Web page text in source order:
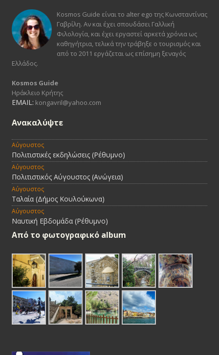
Kosmos Guide είναι το alter ego της Κωνσταντίνας
Γαβρίλη. Αν και έχει σπουδάσει Γαλλική
Φιλολογία, και έχει εργαστεί αρκετά χρόνια ως
καθηγήτρια, τελικά την τράβηξε ο τουρισμός και
από το 2011 εργάζεται ως επίσημη ξεναγός
Ελλάδος.
Kosmos Guide
Ηράκλειο Κρήτης
EMAIL: kongavril@yahoo.com
Ανακαλύψτε
Αύγουστος
Πολιτιστικές εκδηλώσεις (Ρέθυμνο)
Αύγουστος
Πολιτιστικός Αύγουστος (Ανώγεια)
Αύγουστος
Ταλαία (Δήμος Κουλούκωνα)
Αύγουστος
Ναυτική Εβδομάδα (Ρέθυμνο)
Από τo φωτογραφικό album